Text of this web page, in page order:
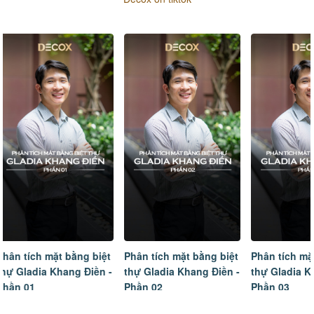
Phân tích mặt bằng biệt
thự Gladia Khang Điền -
Phần 02
Phân tích mặt bằng biệt
thự Gladia Khang Điền -
Phần 03
Tâm sự
ngôi nhà
hoàn thiện